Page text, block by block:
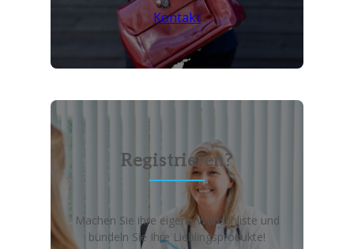
Kontakt
Registrieren?
Machen Sie ihre eigene Wunschliste und
bündeln Sie Ihre Lieblingsprodukte!